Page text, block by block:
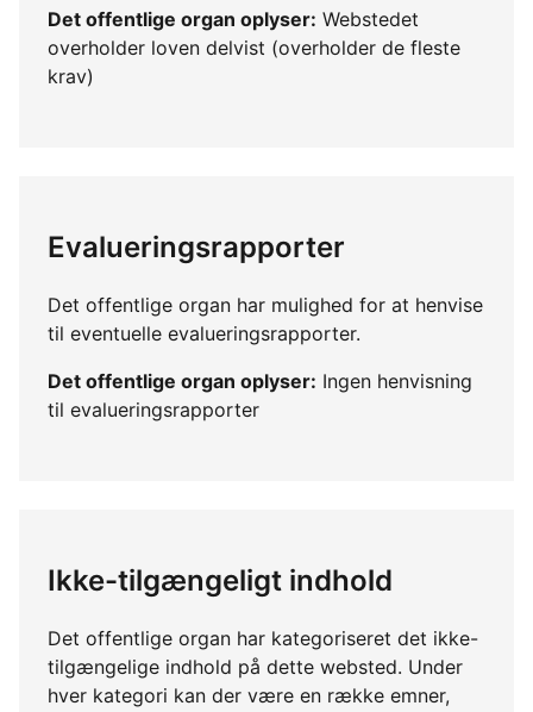
Det offentlige organ oplyser: Webstedet
overholder loven delvist (overholder de fleste
krav)
Evalueringsrapporter
Det offentlige organ har mulighed for at henvise
til eventuelle evalueringsrapporter.
Det offentlige organ oplyser: Ingen henvisning
til evalueringsrapporter
Ikke-tilgængeligt indhold
Det offentlige organ har kategoriseret det ikke-
tilgængelige indhold på dette websted. Under
hver kategori kan der være en række emner,